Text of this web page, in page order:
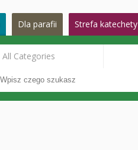
Dla parafii Strefa katechety
All Categories